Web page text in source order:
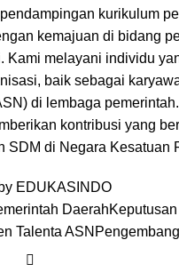
kurikulum
kemajuan di bidang
Kami melayani individu
baik sebagai
di lembaga
kontribusi yang
SDM di Negara Kesatuan
EDUKASINDO
Daerah
Talenta ASN